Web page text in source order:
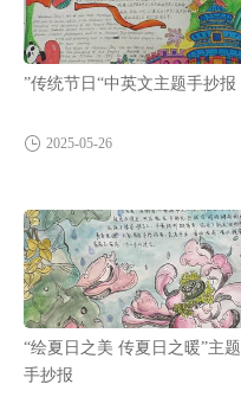
”传统节日“中英文主题手抄报
2025-05-26
“绘夏日之美 传夏日之暖”主题
手抄报